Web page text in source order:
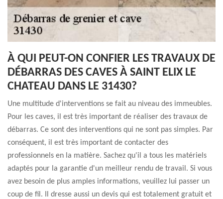
À QUI PEUT-ON CONFIER LES TRAVAUX DE
DÉBARRAS DES CAVES À SAINT ELIX LE
CHATEAU DANS LE 31430?
Une multitude d'interventions se fait au niveau des immeubles.
Pour les caves, il est très important de réaliser des travaux de
débarras. Ce sont des interventions qui ne sont pas simples. Par
conséquent, il est très important de contacter des
professionnels en la matière. Sachez qu'il a tous les matériels
adaptés pour la garantie d'un meilleur rendu de travail. Si vous
avez besoin de plus amples informations, veuillez lui passer un
coup de fil. Il dresse aussi un devis qui est totalement gratuit et